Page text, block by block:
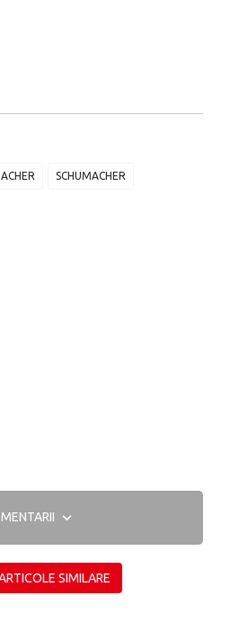
SCHUMACHER
SIMILARE